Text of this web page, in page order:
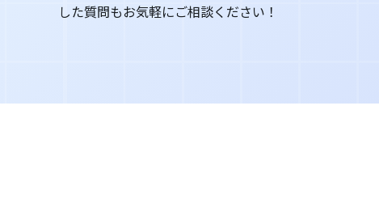
した質問もお気軽にご相談ください！